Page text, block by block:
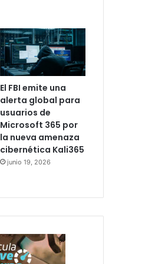
El FBI emite una
alerta global para
usuarios de
Microsoft 365 por
la nueva amenaza
cibernética Kali365
junio 19, 2026